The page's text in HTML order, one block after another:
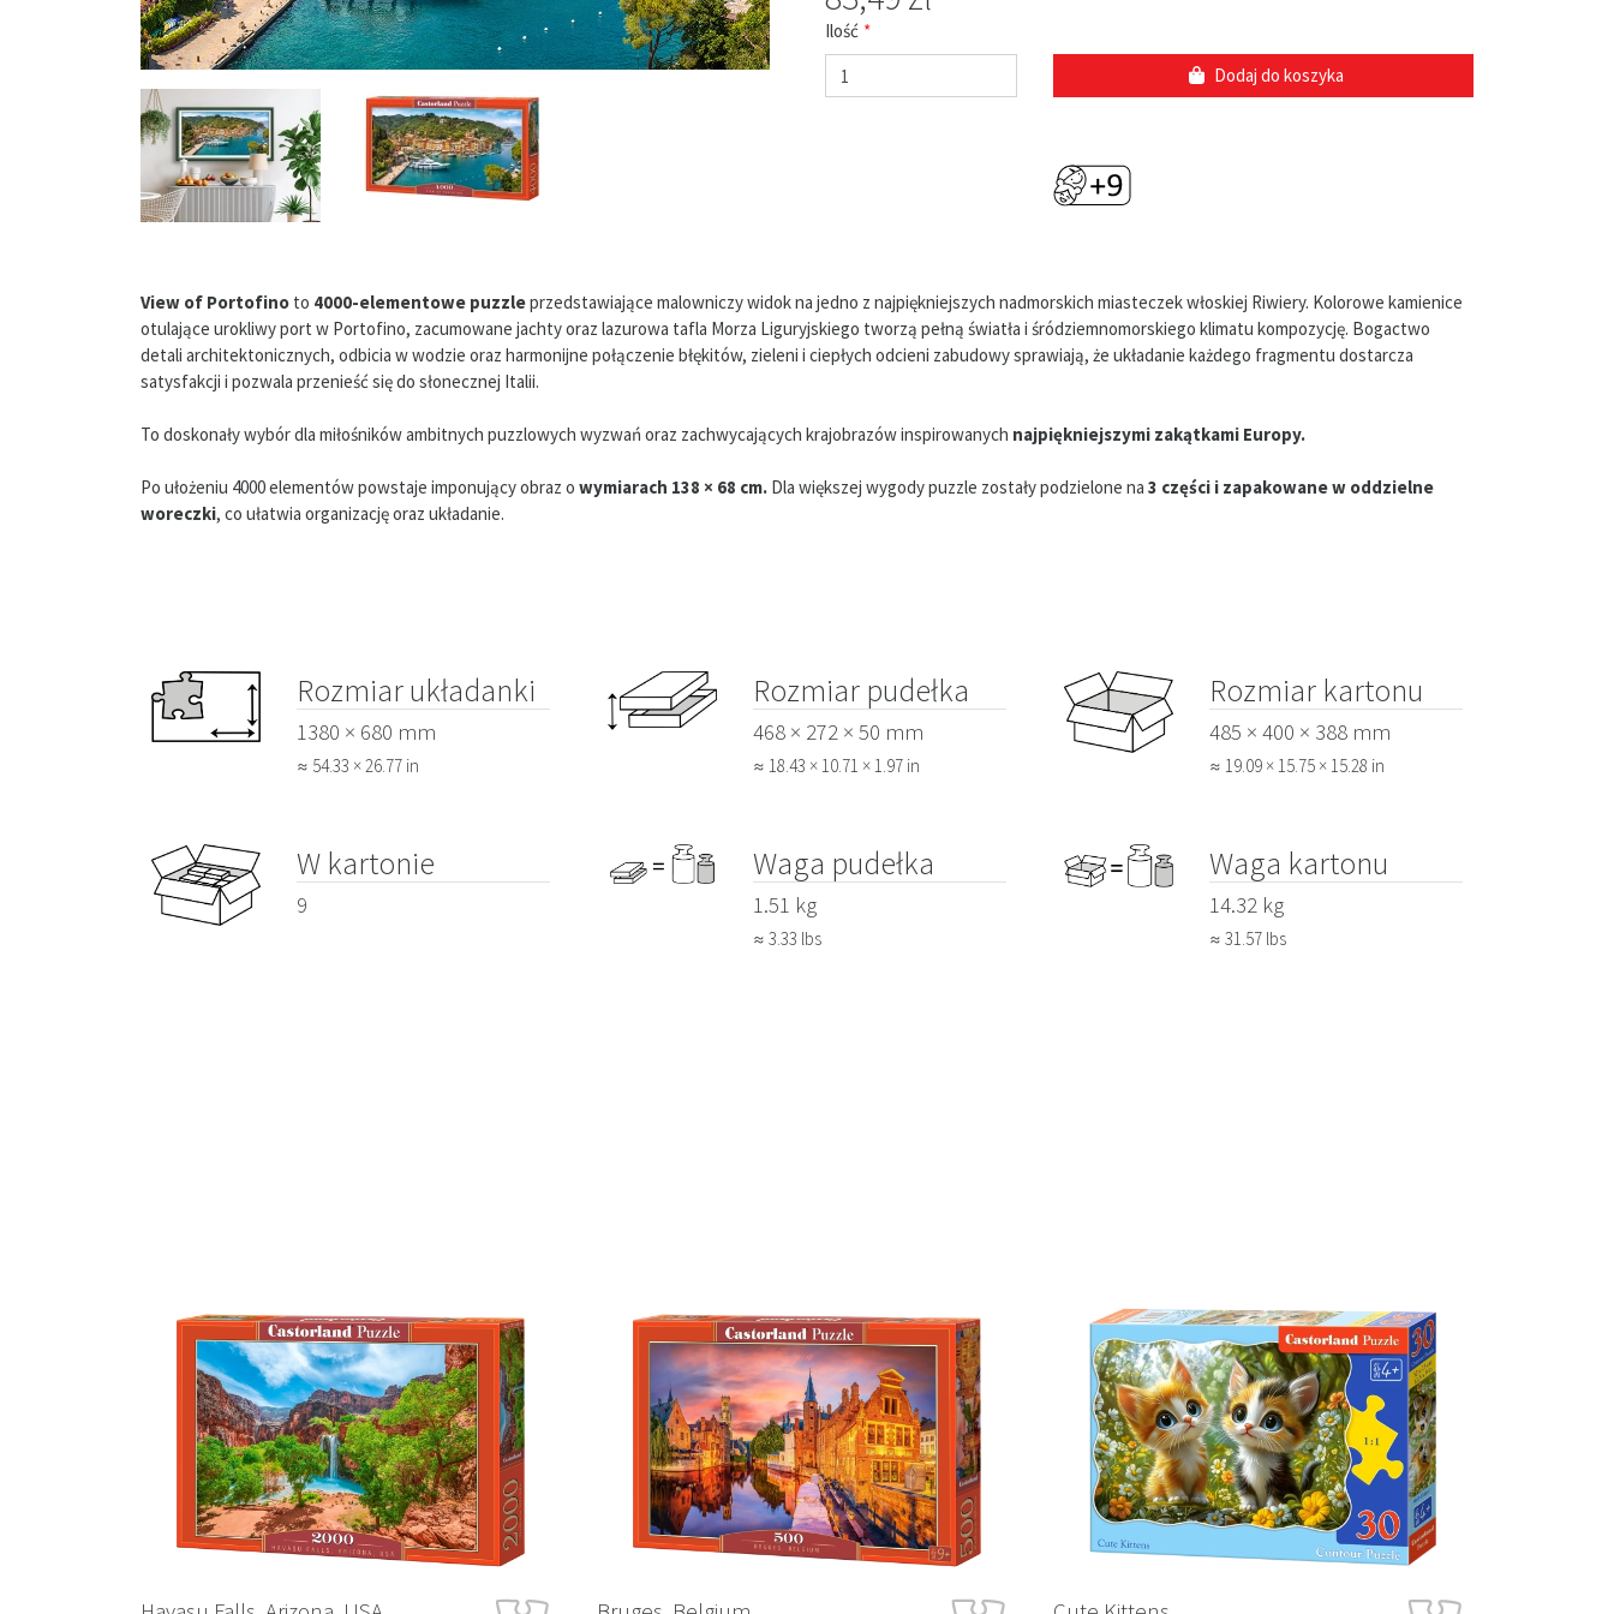
Ilość
Dodaj do koszyka
View of Portofino to 4000-elementowe puzzleprzedstawiające malowniczy widok na jedno z najpiękniejszych nadmorskich miasteczek włoskiej Riwiery. Kolorowe kamienice
otulające urokliwy port w Portofino, zacumowane jachty oraz lazurowa tafla Morza Liguryjskiego tworzą pełną światła i śródziemnomorskiego klimatu kompozycję. Bogactwo
detali architektonicznych, odbicia w wodzie oraz harmonijne połączenie błękitów, zieleni i ciepłych odcieni zabudowy sprawiają, że układanie każdego fragmentu dostarcza
satysfakcji i pozwala przenieść się do słonecznej Italii.
To doskonały wybór dla miłośników ambitnych puzzlowych wyzwań oraz zachwycających krajobrazów inspirowanych najpiękniejszymi zakątkami Europy.
Po ułożeniu 4000 elementów powstaje imponujący obraz o wymiarach 138 × 68 cm. Dla większej wygody puzzle zostały podzielone na 3 części i zapakowane w oddzielne
woreczki, co ułatwia organizację oraz układanie.
Rozmiar układanki
1380 × 680 mm
≈ 54.33 × 26.77 in
Rozmiar pudełka
468 × 272 × 50 mm
≈ 18.43 × 10.71 × 1.97 in
Rozmiar kartonu
485 × 400 × 388 mm
≈ 19.09 × 15.75 × 15.28 in
W kartonie
9
Waga pudełka
1.51 kg
≈ 3.33 lbs
Waga kartonu
14.32 kg
≈ 31.57 lbs
Previous